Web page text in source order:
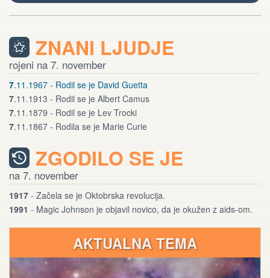
ZNANI LJUDJE
rojeni na 7. november
7.11.1967 - Rodil se je David Guetta
7.11.1913 - Rodil se je Albert Camus
7.11.1879 - Rodil se je Lev Trocki
7.11.1867 - Rodila se je Marie Curie
ZGODILO SE JE
na 7. november
1917 - Začela se je Oktobrska revolucija.
1991 - Magic Johnson je objavil novico, da je okužen z aids-om.
AKTUALNA TEMA